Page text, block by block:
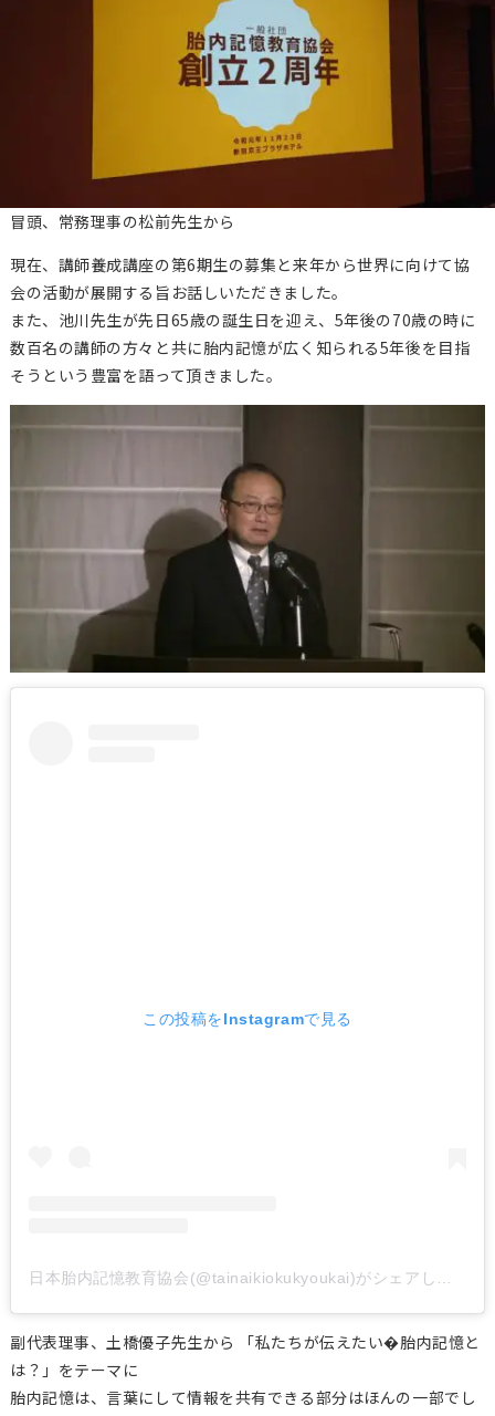
冒頭、常務理事の松前先生から
現在、講師養成講座の第6期生の募集と来年から世界に向けて協
会の活動が展開する旨お話しいただきました。
また、池川先生が先日65歳の誕生日を迎え、5年後の70歳の時に
数百名の講師の方々と共に胎内記憶が広く知られる5年後を目指
そうという豊富を語って頂きました。
この投稿をInstagramで見る
副代表理事、土橋優子先生から 「私たちが伝えたい�胎内記憶と
は？」をテーマに
胎内記憶は、言葉にして情報を共有できる部分はほんの一部でし